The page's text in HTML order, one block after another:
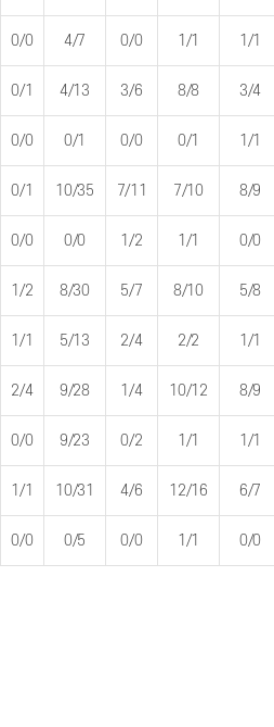
0/0 4/7 0/0 1/1 1/1
0/1 4/13 3/6 8/8 3/4
0/0 0/1 0/0 0/1 1/1
0/1 10/35 7/11 7/10 8/9
0/0 0/0 1/2 1/1 0/0
1/2 8/30 5/7 8/10 5/8
1/1 5/13 2/4 2/2 1/1
2/4 9/28 1/4 10/12 8/9
0/0 9/23 0/2 1/1 1/1
1/1 10/31 4/6 12/16 6/7
0/0 0/5 0/0 1/1 0/0